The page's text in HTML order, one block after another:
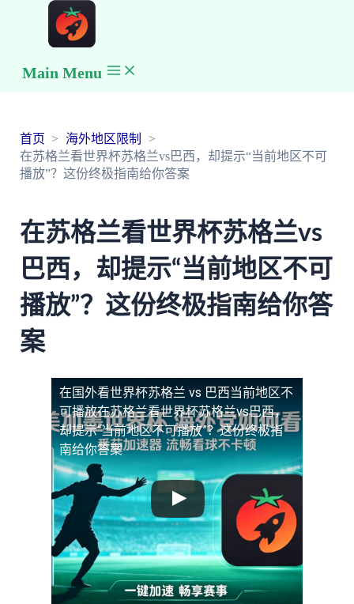
Main Menu
首页
海外地区限制
在苏格兰看世界杯苏格兰vs巴西，却提示“当前地区不可
播放”？这份终极指南给你答案
在苏格兰看世界杯苏格兰vs
巴西，却提示“当前地区不可
播放”？这份终极指南给你答
案
在国外看世界杯苏格兰 vs 巴西当前地区不
可播放在苏格兰看世界杯苏格兰vs巴西，
却提示“当前地区不可播放”？这份终极指
南给你答案